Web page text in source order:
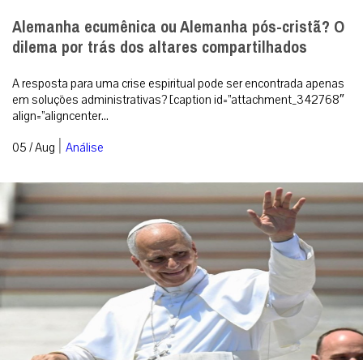
Alemanha ecumênica ou Alemanha pós-cristã? O
dilema por trás dos altares compartilhados
A resposta para uma crise espiritual pode ser encontrada apenas
em soluções administrativas? [caption id=”attachment_342768″
align=”aligncenter...
05 / Aug | Análise